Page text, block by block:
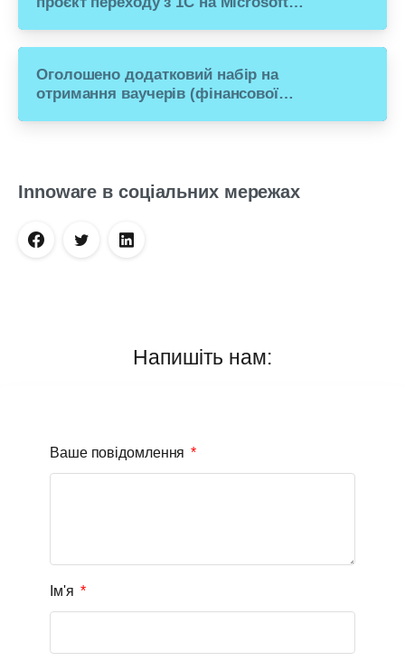
Оголошено додатковий набір на
отримання ваучерів (фінансової
Innoware в соціальних мережах
Напишіть нам:
Ваше повідомлення
Ім'я